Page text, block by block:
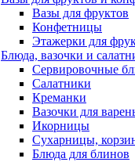
Вазы для фруктов
Конфетницы
Этажерки для
Блюда, вазочки и
Сервировочные
Салатники
Креманки
Вазочки для
Икорницы
Сухарницы,
Блюда для блинов